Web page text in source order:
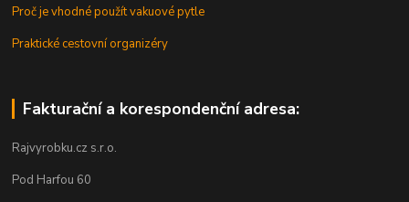
Proč je vhodné použít vakuové pytle
Praktické cestovní organizéry
Fakturační a korespondenční adresa:
Rajvyrobku.cz s.r.o.
Pod Harfou 60